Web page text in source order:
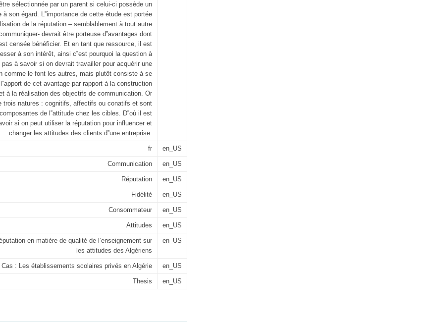
sélectionnée par un parent si celui-ci possède un
à son égard. L‟importance de cette étude est portée
de la réputation – semblablement à tout autre
devrait être porteuse d‟avantages dont
censée bénéficier. Et en tant que ressource, il est
à son intérêt, ainsi c‟est pourquoi la question à
à savoir si on devrait travailler pour acquérir une
comme le font les autres, mais plutôt consiste à se
de cet avantage par rapport à la construction
à la réalisation des objectifs de communication. Or
trois natures : cognitifs, affectifs ou conatifs et sont
de l‟attitude chez les cibles. D‟où il est
si on peut utiliser la réputation pour influencer et
changer les attitudes des clients d‟une entreprise.
fr en_US
Communication en_US
Réputation en_US
Fidélité en_US
Consommateur en_US
Attitudes en_US
en matière de qualité de l’enseignement sur
les attitudes des Algériens
en_US
Cas : Les établissements scolaires privés en Algérie en_US
Thesis en_US